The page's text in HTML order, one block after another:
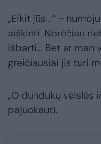
„Eikit jūs...“ –
aiškinti. Norėčiau
išbarti... Bet ar man
greičiausiai jis turi
„O dundukų veislės
pajuokauti.